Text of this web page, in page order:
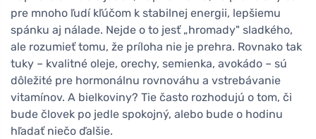
pre mnoho ľudí kľúčom k stabilnej energii, lepšiemu
spánku aj nálade. Nejde o to jesť „hromady" sladkého,
ale rozumieť tomu, že príloha nie je prehra. Rovnako tak
tuky – kvalitné oleje, orechy, semienka, avokádo – sú
dôležité pre hormonálnu rovnováhu a vstrebávanie
vitamínov. A bielkoviny? Tie často rozhodujú o tom, či
bude človek po jedle spokojný, alebo bude o hodinu
hľadať niečo ďalšie.